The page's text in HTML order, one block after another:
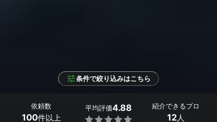
条件で絞り込みはこちら
依頼数
100件以上
平均評価4.88

紹介できるプロ
12人